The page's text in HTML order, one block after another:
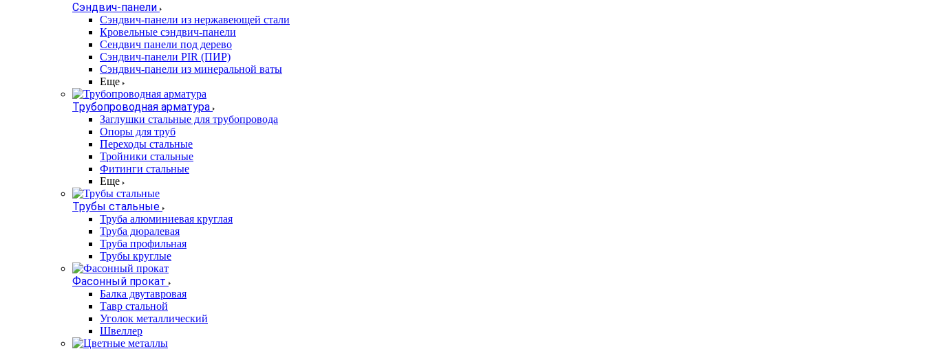
Сэндвич-панели
Cэндвич-панели из нержавеющей стали
Кровельные сэндвич-панели
Сендвич панели под дерево
Сэндвич-панели PIR (ПИР)
Сэндвич-панели из минеральной ваты
Еще
Трубопроводная арматура
Заглушки стальные для трубопровода
Опоры для труб
Переходы стальные
Тройники стальные
Фитинги стальные
Еще
Трубы стальные
Труба алюминиевая круглая
Труба дюралевая
Труба профильная
Трубы круглые
Фасонный прокат
Балка двутавровая
Тавр стальной
Уголок металлический
Швеллер